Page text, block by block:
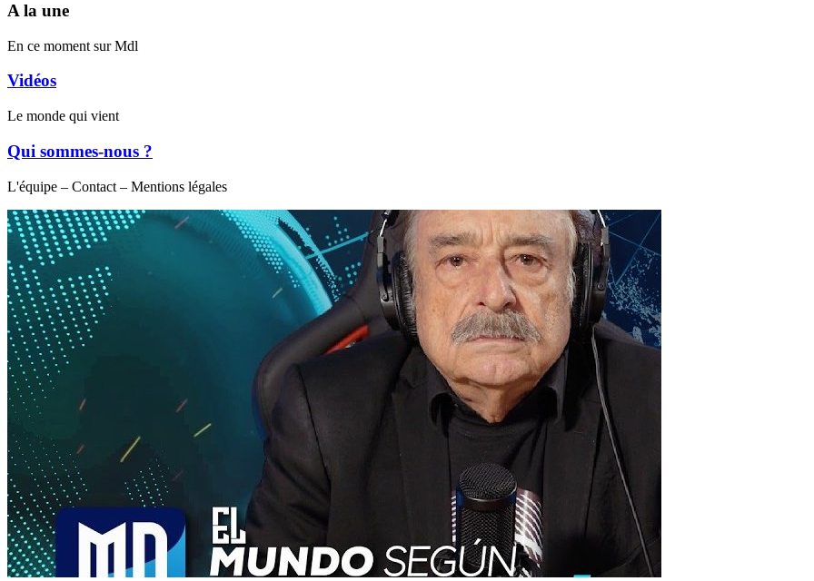
A la une
En ce moment sur Mdl
Vidéos
Le monde qui vient
Qui sommes-nous ?
L'équipe – Contact – Mentions légales